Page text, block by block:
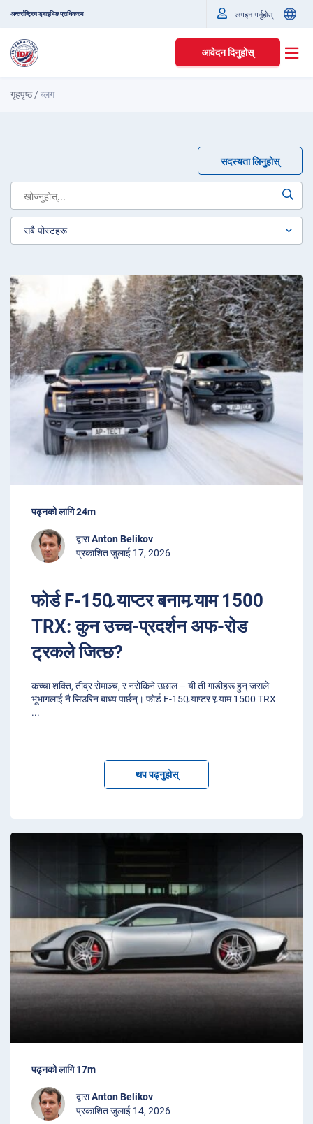
अन्तर्राष्ट्रिय ड्राइभिङ प्राधिकरण लगइन गर्नुहोस्
आवेदन दिनुहोस्
गृहपृष्ठ/ब्लग
सदस्यता लिनुहोस्
पढ्नको लागि 24m
द्वाराAnton Belikov
प्रकाशित जुलाई 17, 2026
फोर्ड F-150 र्‍याप्टर बनाम र्‍याम 1500
TRX: कुन उच्च-प्रदर्शन अफ-रोड
ट्रकले जित्छ?
कच्चा शक्ति, तीव्र रोमाञ्च, र नरोकिने उछाल – यी ती गाडीहरू हुन् जसले
भूभागलाई नै सिउरिन बाध्य पार्छन्। फोर्ड F-150 र्‍याप्टर र र्‍याम 1500 TRX
...
थप पढ्नुहोस्
पढ्नको लागि 17m
द्वाराAnton Belikov
प्रकाशित जुलाई 14, 2026